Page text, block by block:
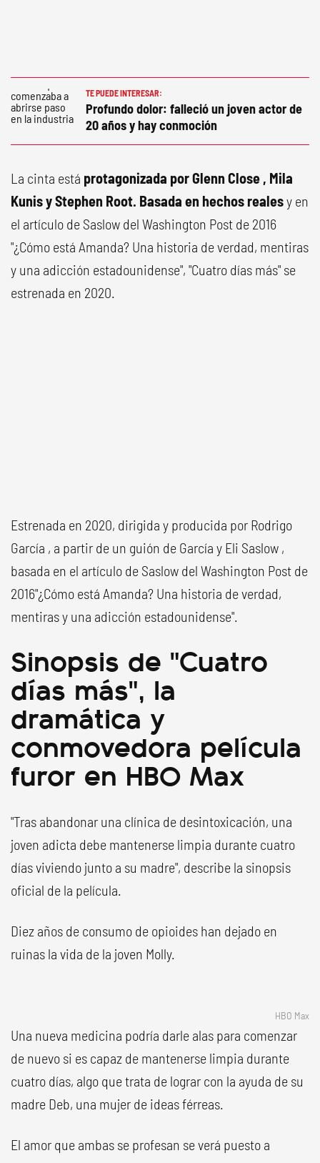
TE PUEDE INTERESAR:
Profundo dolor: falleció un joven actor de
20 años y hay conmoción
La cinta está protagonizada por Glenn Close , Mila
Kunis y Stephen Root. Basada en hechos realesy en
el artículo de Saslow del Washington Post de 2016
"¿Cómo está Amanda? Una historia de verdad, mentiras
y una adicción estadounidense", "Cuatro días más" se
estrenada en 2020.
Estrenada en 2020, dirigida y producida por Rodrigo
García , a partir de un guión de García y Eli Saslow ,
basada en el artículo de Saslow del Washington Post de
2016"¿Cómo está Amanda? Una historia de verdad,
mentiras y una adicción estadounidense".
Sinopsis de "Cuatro
días más", la
dramática y
conmovedora película
furor en HBO Max
"Tras abandonar una clínica de desintoxicación, una
joven adicta debe mantenerse limpia durante cuatro
días viviendo junto a su madre", describe la sinopsis
oficial de la película.
Diez años de consumo de opioides han dejado en
ruinas la vida de la joven Molly.
HBO Max
Una nueva medicina podría darle alas para comenzar
de nuevo si es capaz de mantenerse limpia durante
cuatro días, algo que trata de lograr con la ayuda de su
madre Deb, una mujer de ideas férreas.
El amor que ambas se profesan se verá puesto a